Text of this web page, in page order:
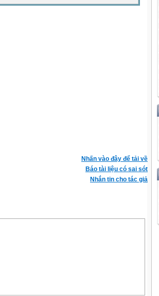
Nhấn vào đây để tải về
Báo tài liệu có sai sót
Nhắn tin cho tác giả